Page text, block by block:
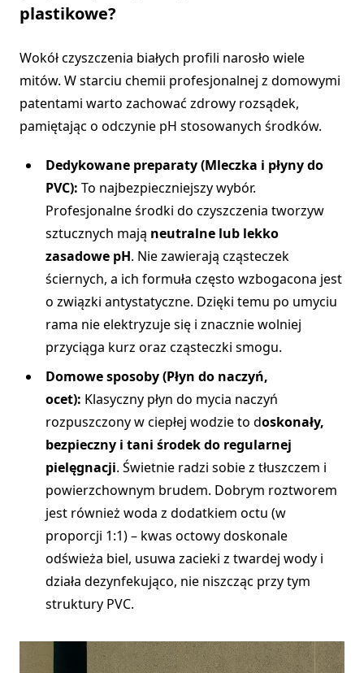
plastikowe?
Wokół czyszczenia białych profili narosło wiele
mitów. W starciu chemii profesjonalnej z domowymi
patentami warto zachować zdrowy rozsądek,
pamiętając o odczynie pH stosowanych środków.
Dedykowane preparaty (Mleczka i płyny do
PVC): To najbezpieczniejszy wybór.
Profesjonalne środki do czyszczenia tworzyw
sztucznych mają neutralne lub lekko
zasadowe pH. Nie zawierają cząsteczek
ściernych, a ich formuła często wzbogacona jest
o związki antystatyczne. Dzięki temu po umyciu
rama nie elektryzuje się i znacznie wolniej
przyciąga kurz oraz cząsteczki smogu.
Domowe sposoby (Płyn do naczyń,
ocet): Klasyczny płyn do mycia naczyń
rozpuszczony w ciepłej wodzie to doskonały,
bezpieczny i tani środek do regularnej
pielęgnacji. Świetnie radzi sobie z tłuszczem i
powierzchownym brudem. Dobrym roztworem
jest również woda z dodatkiem octu (w
proporcji 1:1) – kwas octowy doskonale
odświeża biel, usuwa zacieki z twardej wody i
działa dezynfekująco, nie niszcząc przy tym
struktury PVC.